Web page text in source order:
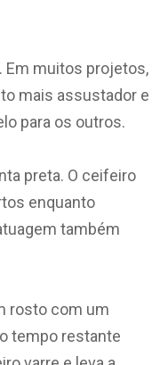
Em muitos projetos,
mais assustador e
para os outros.
preta. O ceifeiro
enquanto
também
rosto com um
tempo restante